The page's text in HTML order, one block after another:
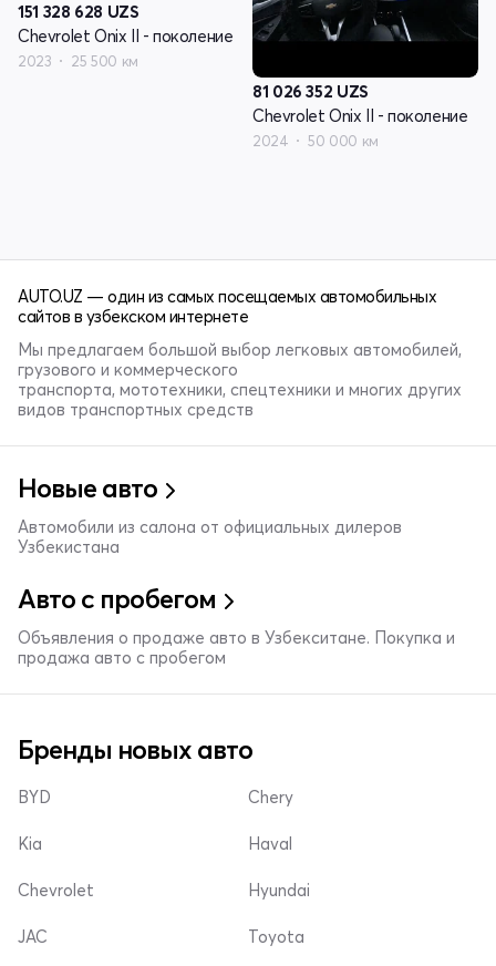
151 328 628 UZS
Chevrolet Onix II - поколение
2023 25 500 км
81 026 352 UZS
Chevrolet Onix II - поколение
2024 50 000 км
AUTO.UZ — один из самых посещаемых автомобильных
сайтов в узбекском интернете
Мы предлагаем большой выбор легковых автомобилей,
грузового и коммерческого
транспорта, мототехники, спецтехники и многих других
видов транспортных средств
Новые авто
Автомобили из салона от официальных дилеров
Узбекистана
Авто с пробегом
Объявления о продаже авто в Узбекситане. Покупка и
продажа авто с пробегом
Бренды новых авто
BYD
Kia
Chevrolet
Chery
Haval
Hyundai
JAC Toyota